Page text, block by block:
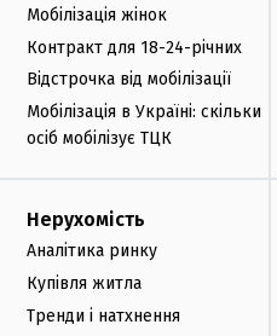
Мобілізація жінок
Контракт для 18-24-річних
Відстрочка від мобілізації
Мобілізація в Україні: скільки
осіб мобілізує ТЦК
Нерухомість
Аналітика ринку
Купівля житла
Тренди і натхнення